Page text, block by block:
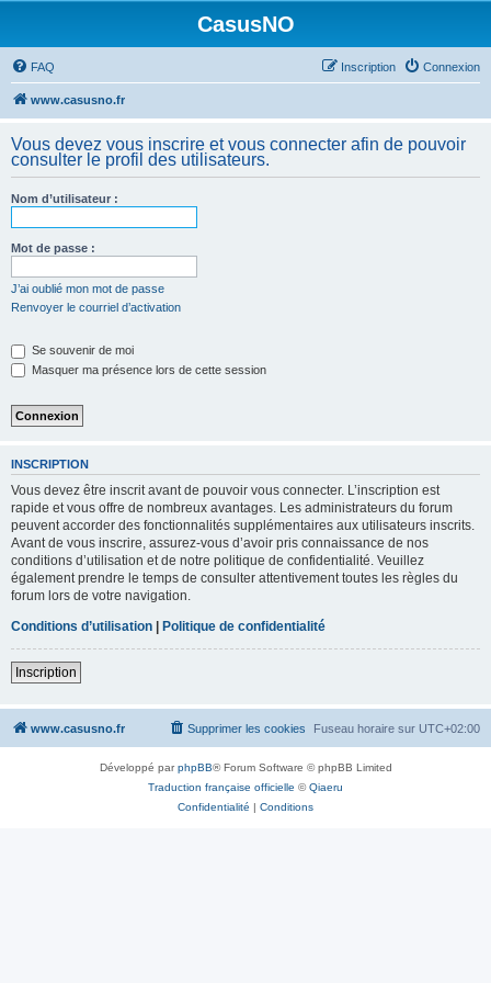
CasusNO
FAQ Connexion
Inscription
www.casusno.fr
Vous devez vous inscrire et vous connecter afin de pouvoir
consulter le profil des utilisateurs.
Nom d’utilisateur :
Mot de passe :
J’ai oublié mon mot de passe
Renvoyer le courriel d’activation
Se souvenir de moi
Masquer ma présence lors de cette session
INSCRIPTION
Vous devez être inscrit avant de pouvoir vous connecter. L’inscription est
rapide et vous offre de nombreux avantages. Les administrateurs du forum
peuvent accorder des fonctionnalités supplémentaires aux utilisateurs inscrits.
Avant de vous inscrire, assurez-vous d’avoir pris connaissance de nos
conditions d’utilisation et de notre politique de confidentialité. Veuillez
également prendre le temps de consulter attentivement toutes les règles du
forum lors de votre navigation.
Conditions d’utilisation | Politique de confidentialité
Inscription
www.casusno.fr Fuseau horaire sur UTC+02:00
Supprimer les cookies
Développé parphpBB® Forum Software © phpBB Limited
Traduction française officielle ©Qiaeru
Confidentialité | Conditions